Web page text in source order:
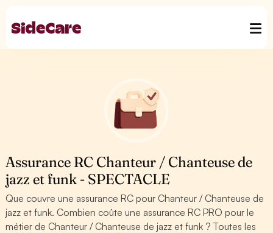
Assurance RC Chanteur / Chanteuse de
jazz et funk - SPECTACLE
Que couvre une assurance RC pour Chanteur / Chanteuse de
jazz et funk. Combien coûte une assurance RC PRO pour le
métier de Chanteur / Chanteuse de jazz et funk ? Toutes les